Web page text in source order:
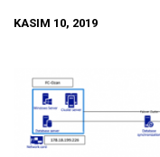
KASIM 10, 2019